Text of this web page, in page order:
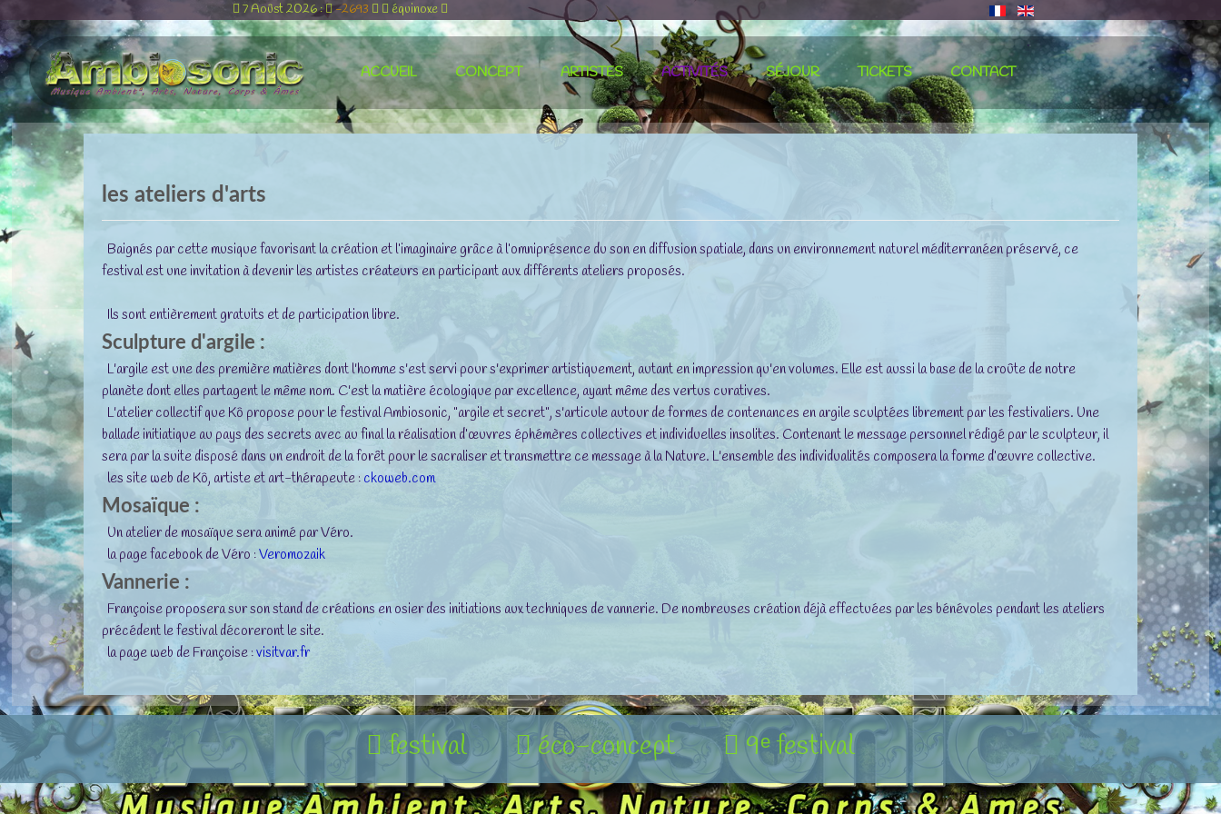
7 Aoûst 2026 : -2693 équinoxe
ACCUEIL CONCEPT ARTISTES ACTIVITÉS SÉJOUR TICKETS CONTACT
∙
les ateliers d'arts
Baignés par cette musique favorisant la création et l’imaginaire grâce à l’omniprésence du son en diffusion spatiale, dans un environnement naturel méditerranéen préservé, ce
festival est une invitation à devenir les artistes créateurs en participant aux différents ateliers proposés.
Ils sont entièrement gratuits et de participation libre.
Sculpture d'argile :
L'argile est une des première matières dont l'homme s'est servi pour s'exprimer artistiquement, autant en impression qu'en volumes. Elle est aussi la base de la croûte de notre
planète dont elles partagent le même nom. C'est la matière écologique par excellence, ayant même des vertus curatives.
L'atelier collectif que Kô propose pour le festival Ambiosonic, "argile et secret", s'articule autour de formes de contenances en argile sculptées librement par les festivaliers. Une
ballade initiatique au pays des secrets avec au final la réalisation d’œuvres éphémères collectives et individuelles insolites. Contenant le message personnel rédigé par le sculpteur, il
sera par la suite disposé dans un endroit de la forêt pour le sacraliser et transmettre ce message à la Nature. L'ensemble des individualités composera la forme d’œuvre collective.
les site web de Kô, artiste et art-thérapeute : ckoweb.com
Mosaïque :
Un atelier de mosaïque sera animé par Véro.
la page facebook de Véro :Veromozaik
Vannerie :
Françoise proposera sur son stand de créations en osier des initiations aux techniques de vannerie. De nombreuses création déjà effectuées par les bénévoles pendant les ateliers
précédent le festival décoreront le site.
la page web de Françoise :visitvar.fr
festival éco-concept 9ᵉ festival